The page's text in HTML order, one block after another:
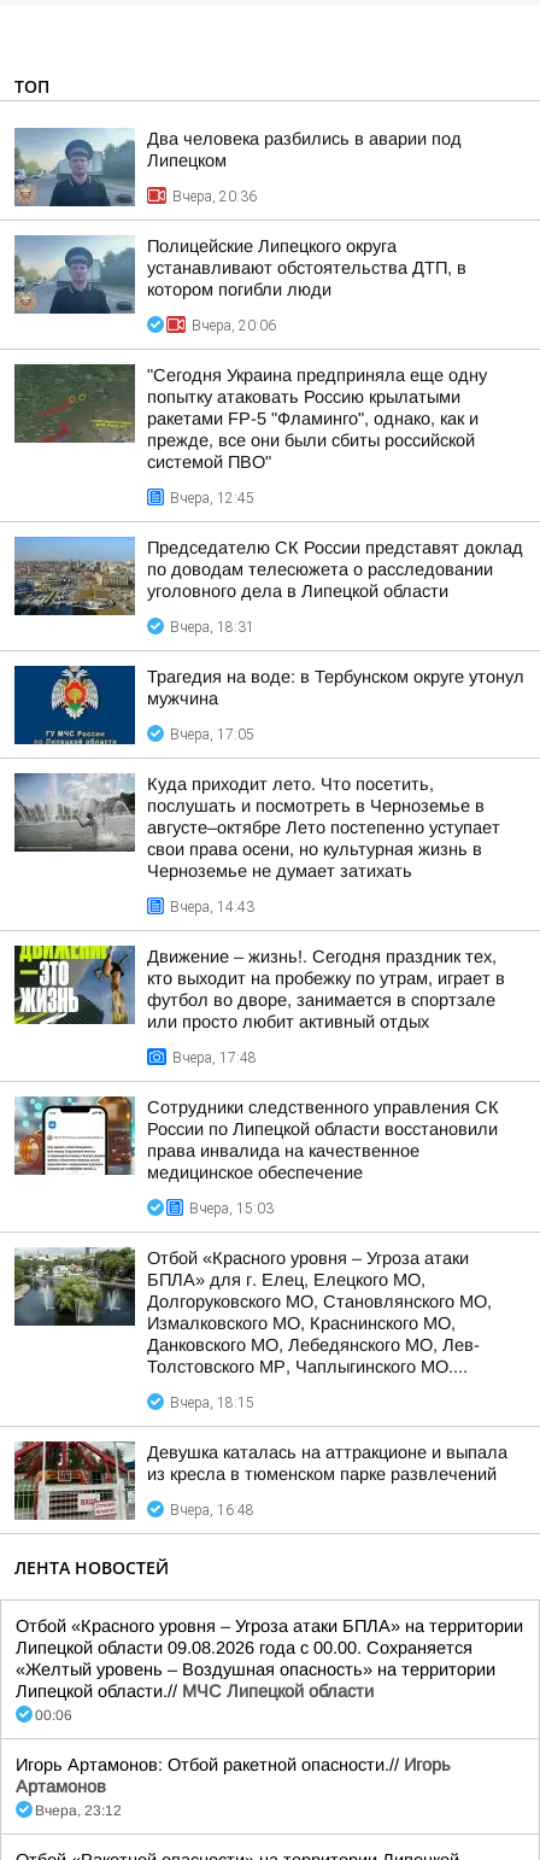
ТОП
Два человека разбились в аварии под
Липецком
Вчера, 20:36
Полицейские Липецкого округа
устанавливают обстоятельства ДТП, в
котором погибли люди
Вчера, 20:06
"Сегодня Украина предприняла еще одну
попытку атаковать Россию крылатыми
ракетами FP-5 "Фламинго", однако, как и
прежде, все они были сбиты российской
системой ПВО"
Вчера, 12:45
Председателю СК России представят доклад
по доводам телесюжета о расследовании
уголовного дела в Липецкой области
Вчера, 18:31
Трагедия на воде: в Тербунском округе утонул
мужчина
Вчера, 17:05
Куда приходит лето. Что посетить,
послушать и посмотреть в Черноземье в
августе–октябре Лето постепенно уступает
свои права осени, но культурная жизнь в
Черноземье не думает затихать
Вчера, 14:43
Движение – жизнь!. Сегодня праздник тех,
кто выходит на пробежку по утрам, играет в
футбол во дворе, занимается в спортзале
или просто любит активный отдых
Вчера, 17:48
Сотрудники следственного управления СК
России по Липецкой области восстановили
права инвалида на качественное
медицинское обеспечение
Вчера, 15:03
Отбой «Красного уровня – Угроза атаки
БПЛА» для г. Елец, Елецкого МО,
Долгоруковского МО, Становлянского МО,
Измалковского МО, Краснинского МО,
Данковского МО, Лебедянского МО, Лев-
Толстовского МР, Чаплыгинского МО....
Вчера, 18:15
Девушка каталась на аттракционе и выпала
из кресла в тюменском парке развлечений
Вчера, 16:48
ЛЕНТА НОВОСТЕЙ
Отбой «Красного уровня – Угроза атаки БПЛА» на территории
Липецкой области 09.08.2026 года с 00.00. Сохраняется
«Желтый уровень – Воздушная опасность» на территории
Липецкой области.// МЧС Липецкой области
00:06
Игорь Артамонов: Отбой ракетной опасности.// Игорь
Артамонов
Вчера, 23:12